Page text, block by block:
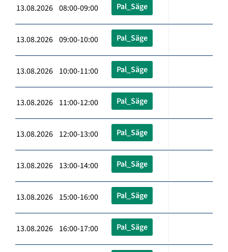
13.08.2026 08:00-09:00 Pal_Säge
13.08.2026 09:00-10:00 Pal_Säge
13.08.2026 10:00-11:00 Pal_Säge
13.08.2026 11:00-12:00 Pal_Säge
13.08.2026 12:00-13:00 Pal_Säge
13.08.2026 13:00-14:00 Pal_Säge
13.08.2026 15:00-16:00 Pal_Säge
13.08.2026 16:00-17:00 Pal_Säge